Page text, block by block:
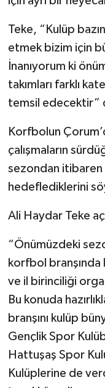
Teke, “Kulüp
etmek bizim için
İnanıyorum ki
takımları farklı
temsil edecektir”
Korfbolun
çalışmaların
sezondan
hedeflediklerini
Ali Haydar Teke
“Önümüzdeki
korfbol
ve il birinciliği
Bu konuda
branşını kulüp
Gençlik Spor
Hattuşaş Spor
Kulüplerine de